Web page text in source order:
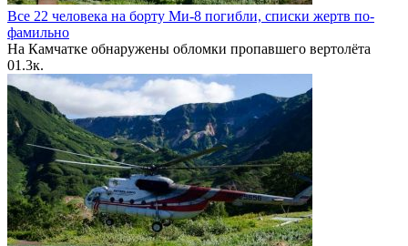
Все 22 человека на борту Ми-8 погибли, списки жертв по-
фамильно
На Камчатке обнаружены обломки пропавшего вертолёта
01.3к.